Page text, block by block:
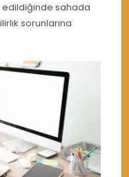
edildiğinde sahada
sorunlarına